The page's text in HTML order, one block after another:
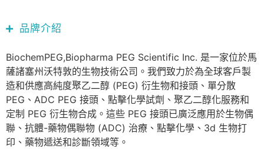
品牌介紹
BiochemPEG,Biopharma PEG Scientific Inc. 是一家位於馬
薩諸塞州沃特敦的生物技術公司。我們致力於為全球客戶製
造和供應高純度聚乙二醇 (PEG) 衍生物和接頭、單分散
PEG、ADC PEG 接頭、點擊化學試劑、聚乙二醇化服務和
定制 PEG 衍生物合成。這些 PEG 接頭已廣泛應用於生物偶
聯、抗體-藥物偶聯物 (ADC) 治療、點擊化學、3d 生物打
印、藥物遞送和診斷領域等。